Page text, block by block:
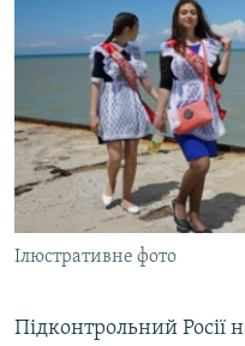
ВСЕ ЗА ДЕНЬ
СПЕЦПРОЕКТИ
ДЕПОРТАЦІЯ
ВІДЕОУРОКИ «ELIFBE»
СВІДЧЕННЯ ОКУПАЦІЇ
УКРАЇНСЬКА ПРОБЛЕМА
ІНФОГРАФІКА
ЯК ОБІЙТИ БЛОКУВАННЯ
Русский
Qırımtatar
ДОЛУЧАЙСЯ!
Ілюстративне фото
Підконтрольний Росії